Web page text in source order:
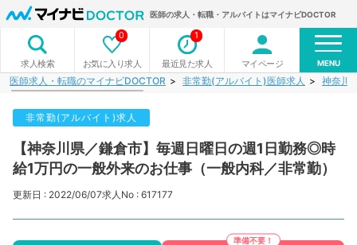
医師の求人・転職・アルバイトはマイナビDOCTOR
求人検索 お気に入り求人
0
最近見た求人
1
マイページ MENU
医師求人・転職のマイナビDOCTOR 非常勤(アルバイト)医師求人 神奈川
非常勤(アルバイト)求人
【神奈川県／鎌倉市】毎週日曜日の週1日勤務◎時
給1万円の一般外来のお仕事（一般内科／非常勤）
更新日 : 2022/06/07求人No : 617177